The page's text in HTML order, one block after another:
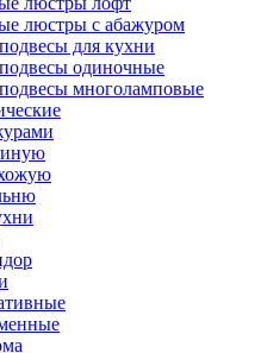
люстры с абажуром
для кухни
одиночные
многоламповые